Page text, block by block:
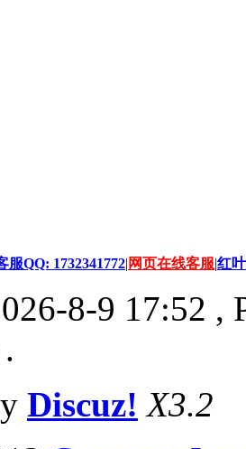
服QQ: 1732341772| 网页在线客服|红
8-9 17:52 ,
Discuz! X3.2